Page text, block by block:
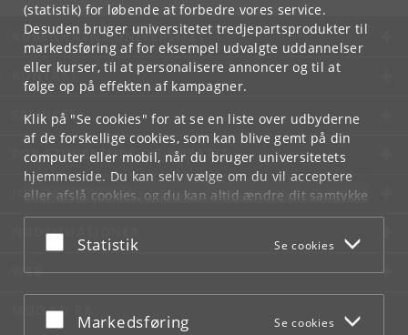
(statistik) for løbende at forbedre vores service.
Desuden bruger universitetet tredjepartsprodukter til
markedsføring af for eksempel udvalgte uddannelser
eller kurser, til at personalisere annoncer og til at
følge op på effekten af kampagner.
Klik på "Se cookies" for at se en liste over udbyderne
af de forskellige cookies, som kan blive gemt på din
computer eller mobil, når du bruger universitetets
hjemmeside. Du kan selv vælge om du vil acceptere
eller afslå cookies, og du kan altid ændre dit samtykke
underCookie- og privatlivspolitiksom du finder i
bunden af hver side.
Acceptér eller afslå
Statistik Se cookies
Acceptér eller afslå
Markedsføring Se cookies
KØBENHAVNS UNIVERSITET
KONTAKT
SERVICES
FOR STUDERENDE OG ANSATTE
JOB OG KARRIERE
NØDSITUATIONER
WEB
MØD KU PÅ